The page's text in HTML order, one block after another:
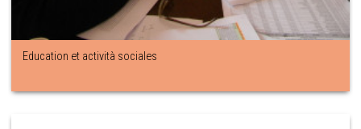
Education et actività sociales